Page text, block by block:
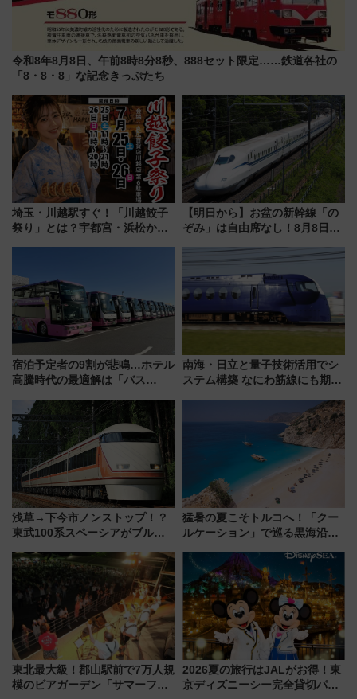
令和8年8月8日、午前8時8分8秒、888セット限定……鉄道各社の
「8・8・8」な記念きっぷたち
埼玉・川越駅すぐ！「川越餃子
祭り」とは？宇都宮・浜松から
催】
【明日から】お盆の新幹線「の
ぞみ」は自由席なし！8月8日午
せば空きが見つかることも 混
雑避ける「空席」探しのコツ
宿泊予定者の9割が悲鳴…ホテル
高騰時代の最適解は「バス
した、推し活遠征や観光時のリ
アルな懐事情
南海・日立と量子技術活用でシ
ステム構築 なにわ筋線にも期待
浅草→下今市ノンストップ！？
東武100系スペーシアがブルー
ー当時の停車駅」を再現 運転
時刻や特急券の買い方を紹介
猛暑の夏こそトルコへ！「クー
ルケーション」で巡る黒海沿岸
連検索数が前年比237％増、ナ
ショジオも認める『2026年に訪
れるべき世界の旅先』
東北最大級！郡山駅前で7万人規
模のビアガーデン「サマーフェ
2026夏の旅行はJALがお得！東
京ディズニーシー完全貸切パー